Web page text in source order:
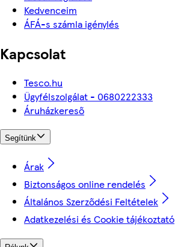
Kedvenceim
ÁFÁ-s számla igénylés
Kapcsolat
Tesco.hu
Ügyfélszolgálat - 0680222333
Áruházkereső
Segítünk
Árak
Biztonságos online rendelés
Általános Szerződési Feltételek
Adatkezelési és Cookie tájékoztató